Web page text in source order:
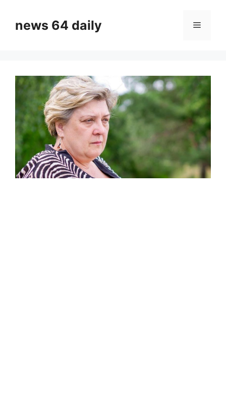
contentnews 64 daily Menu